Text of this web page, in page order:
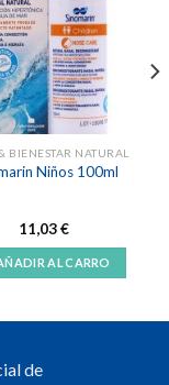
lista de
deseos
BIENESTAR NATURAL
Niños 100ml
11,03€
AL CARRO
de